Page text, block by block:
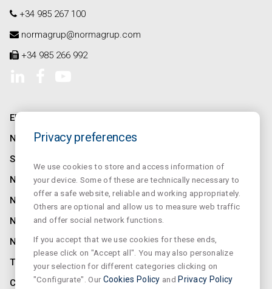
+34 985 267 100
normagrup@normagrup.com
+34 985 266 992
ENTREPRISE
NORMALINK
SALUZ
NORMALUX
NORMALIT
NORMADET
NORCLINIC
TEKLIT
CONTACT
Privacy preferences
We use cookies to store and access information of
your device. Some of these are technically necessary to
offer a safe website, reliable and working appropriately.
Others are optional and allow us to measure web traffic
and offer social network functions.
If you accept that we use cookies for these ends,
please click on "Accept all". You may also personalize
your selection for different categories clicking on
"Configurate". OurCookies Policy and Privacy Policy